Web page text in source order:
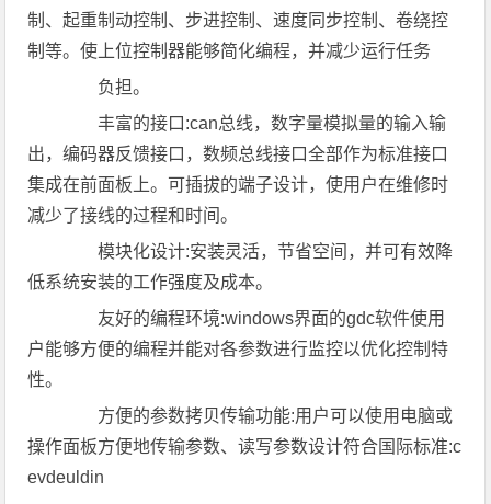
制、起重制动控制、步进控制、速度同步控制、卷绕控
制等。使上位控制器能够简化编程，并减少运行任务
负担。
丰富的接口:can总线，数字量模拟量的输入输
出，编码器反馈接口，数频总线接口全部作为标准接口
集成在前面板上。可插拔的端子设计，使用户在维修时
减少了接线的过程和时间。
模块化设计:安装灵活，节省空间，并可有效降
低系统安装的工作强度及成本。
友好的编程环境:windows界面的gdc软件使用
户能够方便的编程并能对各参数进行监控以优化控制特
性。
方便的参数拷贝传输功能:用户可以使用电脑或
操作面板方便地传输参数、读写参数设计符合国际标准:c
evdeuldin